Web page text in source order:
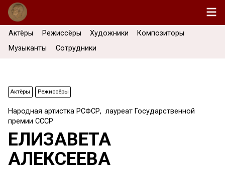
Актёры Режиссёры Художники
Композиторы
Музыканты
Сотрудники
Актёры Режиссёры
Народная артистка РСФСР, лауреат Государственной
премии СССР
ЕЛИЗАВЕТА
АЛЕКСЕЕВА